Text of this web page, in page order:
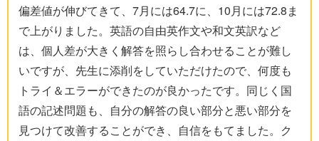
偏差値が伸びてきて、7月には64.7に、10月には72.8ま
で上がりました。英語の自由英作文や和文英訳など
は、個人差が大きく解答を照らし合わせることが難し
いですが、先生に添削をしていただけたので、何度も
トライ＆エラーができたのが良かったです。同じく国
語の記述問題も、自分の解答の良い部分と悪い部分を
見つけて改善することができ、自信をもてました。ク